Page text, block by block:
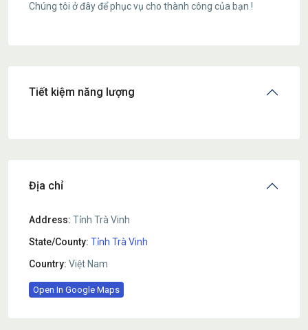
Chúng tôi ở đây để phục vụ cho thành công của bạn !
Tiết kiệm năng lượng
Địa chỉ
Address: Tỉnh Trà Vinh
State/County: Tỉnh Trà Vinh
Country: Việt Nam
Open In Google Maps